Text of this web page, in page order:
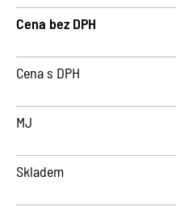
Cena bez DPH
Cena s DPH
MJ
Skladem